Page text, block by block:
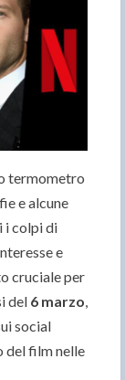
termometro
e alcune
i colpi di
e
cruciale per
del 6 marzo,
social
del film nelle